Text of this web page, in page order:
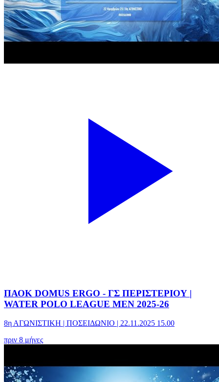
ΠΑΟΚ DOMUS ERGO - ΓΣ ΠΕΡΙΣΤΕΡΙΟΥ |
WATER POLO LEAGUE MEN 2025-26
8η ΑΓΩΝΙΣΤΙΚΗ | ΠΟΣΕΙΔΩΝΙΟ | 22.11.2025 15.00
πριν 8 μήνες